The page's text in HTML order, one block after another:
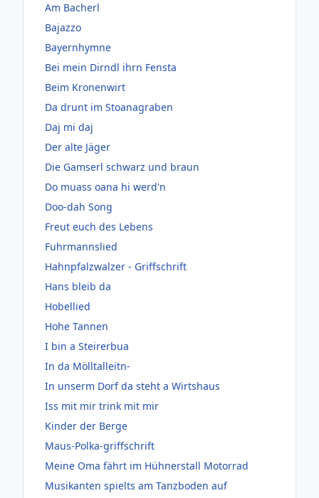
Am Bacherl
Bajazzo
Bayernhymne
Bei mein Dirndl ihrn Fensta
Beim Kronenwirt
Da drunt im Stoanagraben
Daj mi daj
Der alte Jäger
Die Gamserl schwarz und braun
Do muass oana hi werd'n
Doo-dah Song
Freut euch des Lebens
Fuhrmannslied
Hahnpfalzwalzer - Griffschrift
Hans bleib da
Hobellied
Hohe Tannen
I bin a Steirerbua
In da Mölltalleitn-
In unserm Dorf da steht a Wirtshaus
Iss mit mir trink mit mir
Kinder der Berge
Maus-Polka-griffschrift
Meine Oma fährt im Hühnerstall Motorrad
Musikanten spielts am Tanzboden auf